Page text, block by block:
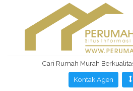
Cari Rumah Murah
Kontak Agen